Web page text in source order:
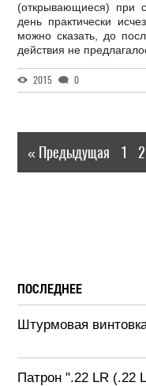
(открывающиеся) при
день практически
можно сказать, до
действия не
2015 0
« Предыдущая 1 2
ПОСЛЕДНЕЕ
Штурмовая
Патрон ".22 LR (.22